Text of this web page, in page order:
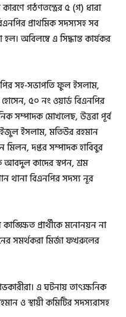
গঠণতন্ত্রের ৫ (গ) ধারা
প্রাথমিক সদস্যসহ সব
অবিলম্বে এ সিদ্ধান্ত কার্যকর
সহ-সভাপতি ফুল ইসলাম,
৫০ নং ওয়ার্ড বিএনপির
সম্পাদক মোখলেছ, উত্তরা পূর্ব
ইসলাম, মতিউর রহমান
মিলন, দপ্তর সম্পাদক হাবিবুর
আবদুল কাদের স্বপন, শ্রম
থানা বিএনপির সদস্য নূর
প্রার্থীকে মনোনয়ন না
সমর্থকরা মির্জা ফখরুলের
এ ঘটনায় তাৎক্ষনিক
ও স্থায়ী কমিটির সদস্যরাসহ